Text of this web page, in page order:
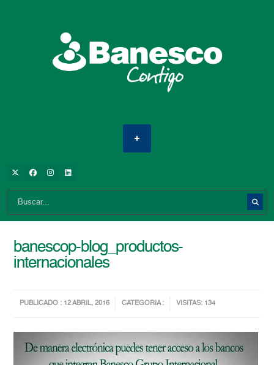
banescop-blog_productos-
internacionales
PUBLICADO : 12 ABRIL, 2016 CATEGORIA : VISITAS: 134